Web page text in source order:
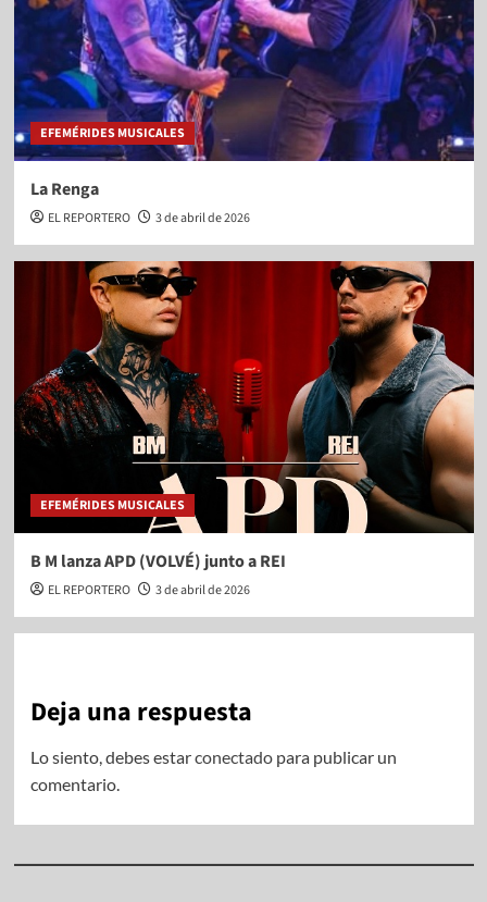
EFEMÉRIDES MUSICALES
La Renga
EL REPORTERO 3 de abril de 2026
EFEMÉRIDES MUSICALES
B M lanza APD (VOLVÉ) junto a REI
EL REPORTERO 3 de abril de 2026
Deja una respuesta
Lo siento, debes estarconectadopara publicar un
comentario.